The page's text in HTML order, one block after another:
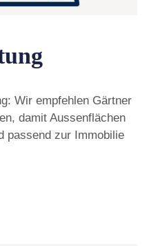
Wir empfehlen Gärtner
damit Aussenflächen
passend zur Immobilie